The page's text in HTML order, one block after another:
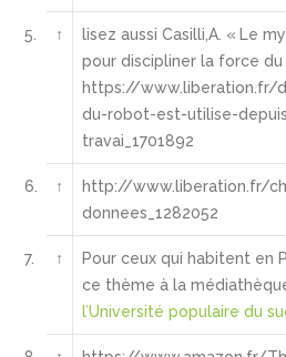
5. ↑
lisez aussi Casilli,A. « Le
pour discipliner la force du
https://
du-robot-est-utilise-
travai_1701892
6. ↑
http://www.liberation.fr/
donnees_1282052
7. ↑
Pour ceux qui habitent en
ce thème à la
l’Université populaire du